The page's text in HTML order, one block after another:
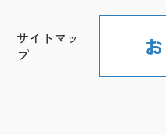
サイトマッ
プ